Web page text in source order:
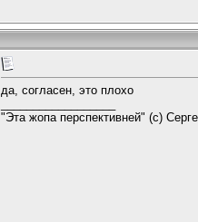
да, согласен, это плохо
"Эта жопа перспективней" (с)